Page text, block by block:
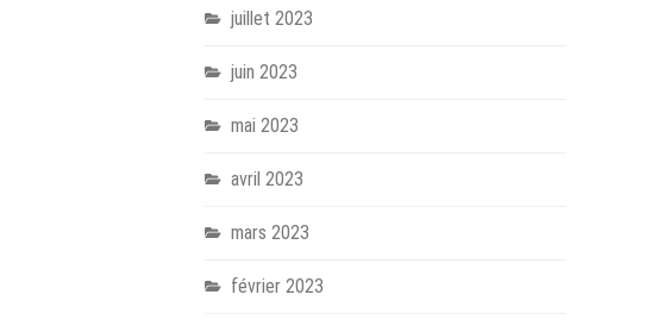
juillet 2023
juin 2023
mai 2023
avril 2023
mars 2023
février 2023